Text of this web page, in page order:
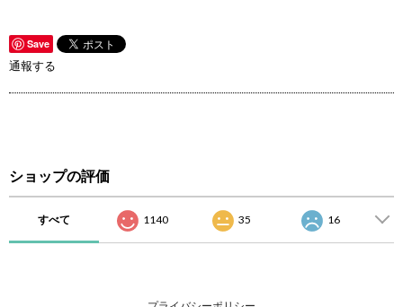
Save
通報する
ショップの評価
すべて 1140 35 16